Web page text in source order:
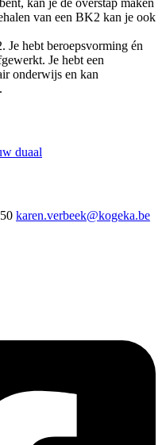
kan je de overstap maken
van een BK2 kan je ook
hebt beroepsvorming én
Je hebt een
onderwijs en kan
duaal
eb.ak
egok@
keebr
ev.ne
rak